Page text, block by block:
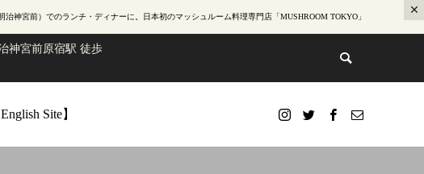
治神宮前）でのランチ・ディナーに。日本初のマッシュルーム料理専門店「MUSHROOM TOKYO」
神宮前原宿駅 徒歩
English Site】